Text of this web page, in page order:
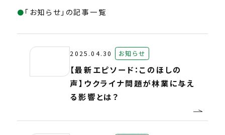
「お知らせ」の記事一覧
2025.04.30 お知らせ
【最新エピソード：このほしの
声】ウクライナ問題が林業に与え
る影響とは？